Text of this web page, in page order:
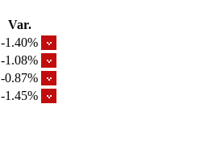
Var.
-1.40%
-1.08%
-0.87%
-1.45%